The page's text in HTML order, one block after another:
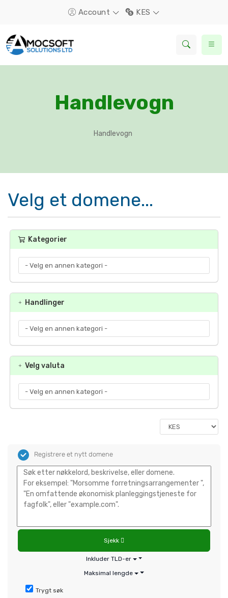
Account KES
Handlevogn
Handlevogn
Velg et domene...
Kategorier
Handlinger
Velg valuta
Registrere et nytt domene
Sjekk
Inkluder TLD-er
Maksimal lengde
Trygt søk